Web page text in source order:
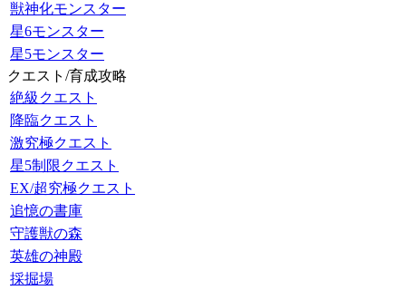
獣神化モンスター
星6モンスター
星5モンスター
クエスト/育成攻略
絶級クエスト
降臨クエスト
激究極クエスト
星5制限クエスト
EX/超究極クエスト
追憶の書庫
守護獣の森
英雄の神殿
採掘場